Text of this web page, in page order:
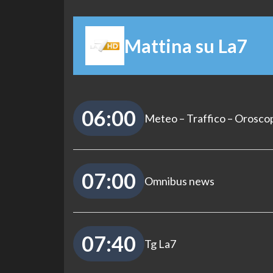
Mattina su La7
06:00 Meteo – Traffico –
07:00 Omnibus news
07:40 Tg La7